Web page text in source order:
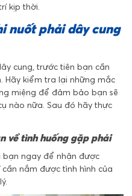
kịp thời.
nuốt phải dây cung
cung, trước tiên bạn cần
Hãy kiểm tra lại những mắc
miệng để đảm bảo bạn sẽ
nào nữa. Sau đó hãy thực
về tình huống gặp phải
ngay để nhận được
nắm được tình hình của
lý.